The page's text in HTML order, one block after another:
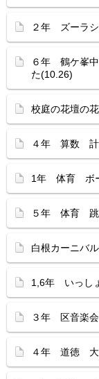
２年 ズーラ
６年 鶴ケ峯中
た(10.26)
校庭の花壇の
４年 算数 計
1年 体育 ボ
５年 体育 跳
白根カーニバ
1,6年 いっし
３年 区音楽
４年 道徳 大